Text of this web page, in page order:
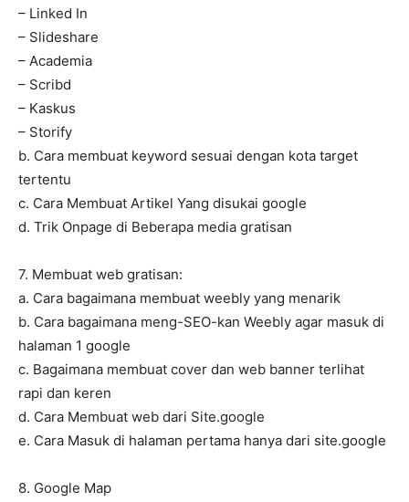
– Linked In
– Slideshare
– Academia
– Scribd
– Kaskus
– Storify
b. Cara membuat keyword sesuai dengan kota target
tertentu
c. Cara Membuat Artikel Yang disukai google
d. Trik Onpage di Beberapa media gratisan
7. Membuat web gratisan:
a. Cara bagaimana membuat weebly yang menarik
b. Cara bagaimana meng-SEO-kan Weebly agar masuk di
halaman 1 google
c. Bagaimana membuat cover dan web banner terlihat
rapi dan keren
d. Cara Membuat web dari Site.google
e. Cara Masuk di halaman pertama hanya dari site.google
8. Google Map